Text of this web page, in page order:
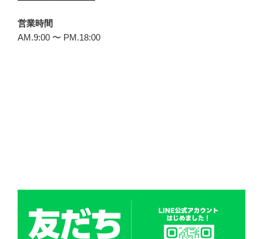
営業時間
AM.9:00 〜 PM.18:00